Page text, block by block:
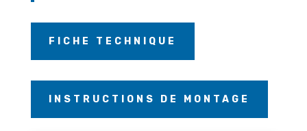
FICHE TECHNIQUE
INSTRUCTIONS DE MONTAGE